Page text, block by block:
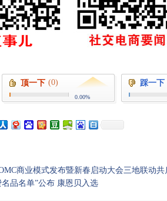
顶一下 (0)
0.00%
踩一下
商业模式发布暨新春启动大会三地联动共
品名单”公布 康恩贝入选